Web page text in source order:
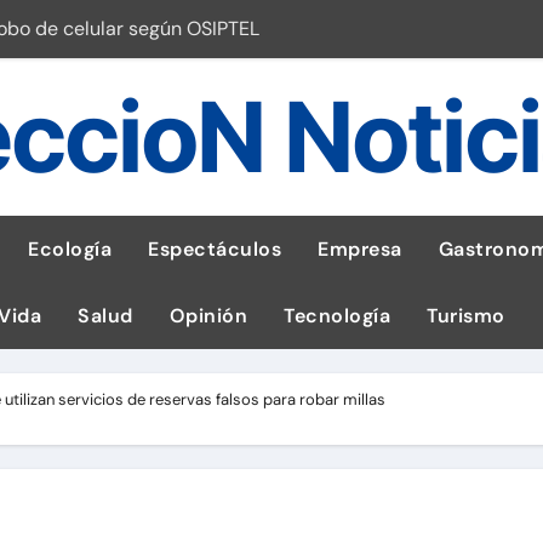
de celular según OSIPTEL
¡Descarga la app de Meridianbet y gana una jugada gratis
inspirado en la fuerza de un volcán
1,600 equipos educativos
por ignorar distancias de seguridad
de GEI en sus operaciones
Ecología Espectáculos Empresa
Salud Opinión Tecnología Turismo
servicios de reservas falsos para robar millas